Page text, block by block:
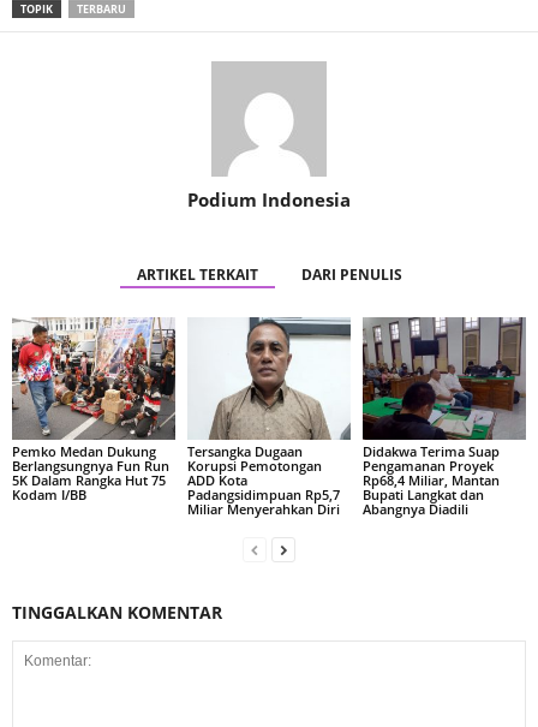
TOPIK TERBARU
Podium Indonesia
ARTIKEL TERKAIT DARI PENULIS
Pemko Medan Dukung
Berlangsungnya Fun Run
5K Dalam Rangka Hut 75
Kodam I/BB
Tersangka Dugaan
Korupsi Pemotongan
ADD Kota
Padangsidimpuan Rp5,7
Miliar Menyerahkan Diri
Didakwa Terima Suap
Pengamanan Proyek
Rp68,4 Miliar, Mantan
Bupati Langkat dan
Abangnya Diadili
TINGGALKAN KOMENTAR